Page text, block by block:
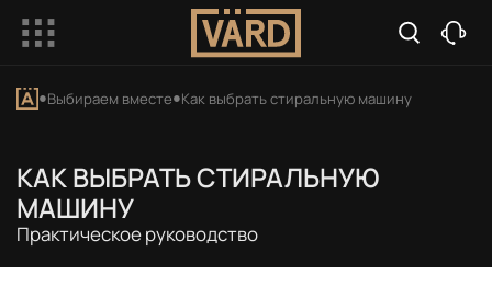
Выбираем вместе Как выбрать стиральную машину
КАК ВЫБРАТЬ СТИРАЛЬНУЮ
МАШИНУ
Практическое руководство